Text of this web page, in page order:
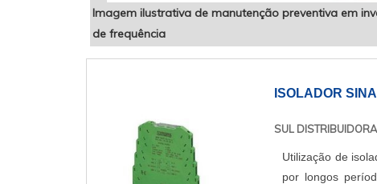
Imagem ilustrativa de manutenção preventiva em
de frequência
ISOLADOR
SUL DISTRIBUIDORA
Utilização de
por longos